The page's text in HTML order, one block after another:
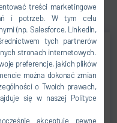
treści marketingowe
i potrzeb. W tym celu
(np. Salesforce, LinkedIn,
tych partnerów
stronach internetowych.
preferencje, jakich plików
można dokonać zmian
o Twoich prawach,
się w naszej Polityce
akceptuje pewne
PASSENGER